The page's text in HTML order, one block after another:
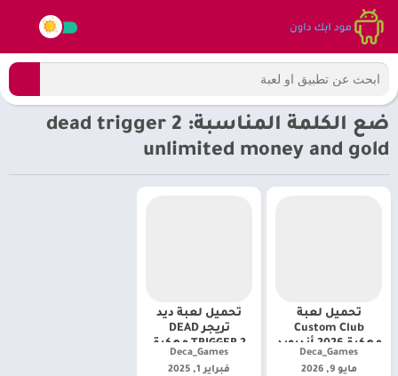
ضع الكلمة المناسبة: dead trigger 2
unlimited money and gold
تحميل لعبة
Custom Club
مهكرة 2026 أندرويد
[ أخر إصدار]
Deca_Games‏
مايو 9, 2026
تحميل لعبة ديد
تريجر DEAD
TRIGGER 2 مهكرة
Deca_Games‏
فبراير 1, 2025